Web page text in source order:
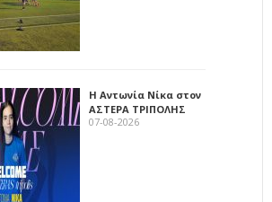
Η Αντωνία Νίκα στον
ΑΣΤΕΡΑ ΤΡΙΠΟΛΗΣ
07-08-2026